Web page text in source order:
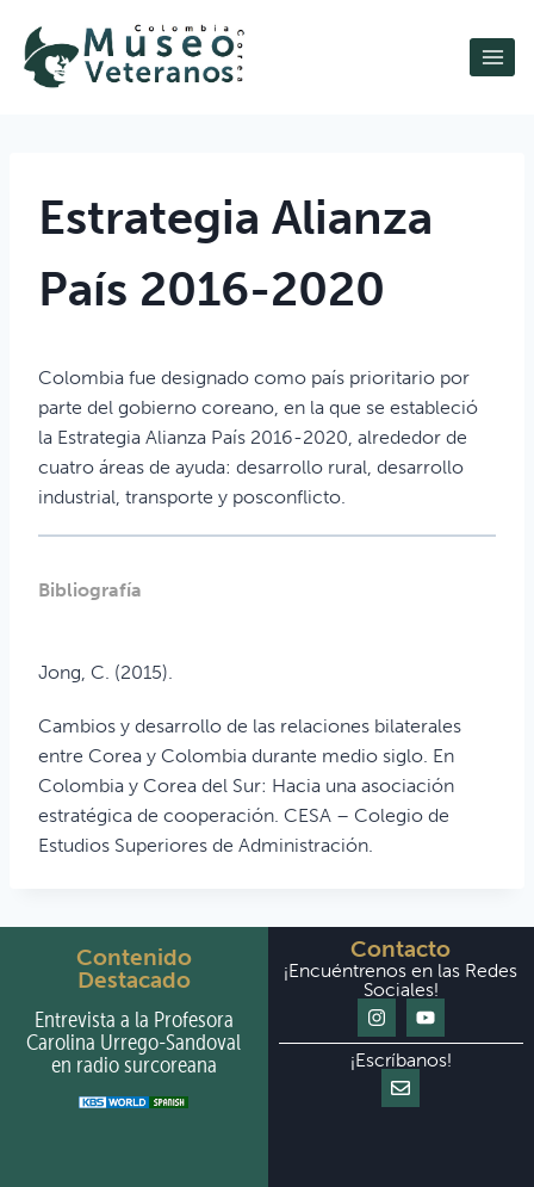
Estrategia Alianza
País 2016-2020
Colombia fue designado como país prioritario por
parte del gobierno coreano, en la que se estableció
la Estrategia Alianza País 2016-2020, alrededor de
cuatro áreas de ayuda: desarrollo rural, desarrollo
industrial, transporte y posconflicto.
Bibliografía
Jong, C. (2015).
Cambios y desarrollo de las relaciones bilaterales
entre Corea y Colombia durante medio siglo. En
Colombia y Corea del Sur: Hacia una asociación
estratégica de cooperación . CESA – Colegio de
Estudios Superiores de Administración.
Contenido
Destacado
Entrevista a la Profesora
Carolina Urrego-Sandoval
en radio surcoreana
Contacto
¡Encuéntrenos en las Redes
Sociales!
¡Escríbanos!